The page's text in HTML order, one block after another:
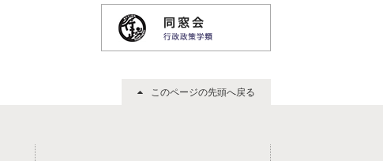
このページの先頭へ戻る